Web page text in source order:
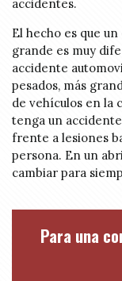
accidentes.
El hecho es que
grande es muy
accidente
pesados, más
de vehículos en la
tenga un
frente a lesiones
persona. En un
cambiar para
Para una